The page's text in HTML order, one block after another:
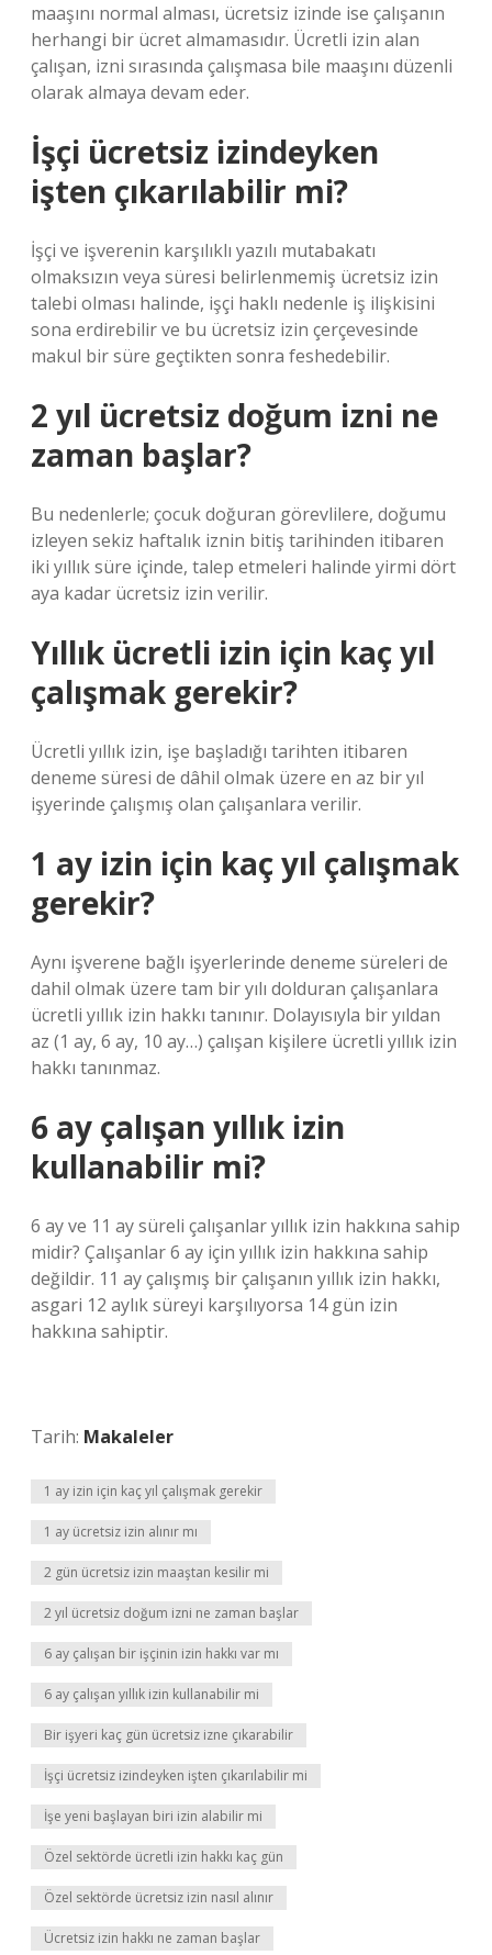
maaşını normal alması, ücretsiz izinde ise çalışanın
herhangi bir ücret almamasıdır. Ücretli izin alan
çalışan, izni sırasında çalışmasa bile maaşını düzenli
olarak almaya devam eder.
İşçi ücretsiz izindeyken
işten çıkarılabilir mi?
İşçi ve işverenin karşılıklı yazılı mutabakatı
olmaksızın veya süresi belirlenmemiş ücretsiz izin
talebi olması halinde, işçi haklı nedenle iş ilişkisini
sona erdirebilir ve bu ücretsiz izin çerçevesinde
makul bir süre geçtikten sonra feshedebilir.
2 yıl ücretsiz doğum izni ne
zaman başlar?
Bu nedenlerle; çocuk doğuran görevlilere, doğumu
izleyen sekiz haftalık iznin bitiş tarihinden itibaren
iki yıllık süre içinde, talep etmeleri halinde yirmi dört
aya kadar ücretsiz izin verilir.
Yıllık ücretli izin için kaç yıl
çalışmak gerekir?
Ücretli yıllık izin, işe başladığı tarihten itibaren
deneme süresi de dâhil olmak üzere en az bir yıl
işyerinde çalışmış olan çalışanlara verilir.
1 ay izin için kaç yıl çalışmak
gerekir?
Aynı işverene bağlı işyerlerinde deneme süreleri de
dahil olmak üzere tam bir yılı dolduran çalışanlara
ücretli yıllık izin hakkı tanınır. Dolayısıyla bir yıldan
az (1 ay, 6 ay, 10 ay…) çalışan kişilere ücretli yıllık izin
hakkı tanınmaz.
6 ay çalışan yıllık izin
kullanabilir mi?
6 ay ve 11 ay süreli çalışanlar yıllık izin hakkına sahip
midir? Çalışanlar 6 ay için yıllık izin hakkına sahip
değildir. 11 ay çalışmış bir çalışanın yıllık izin hakkı,
asgari 12 aylık süreyi karşılıyorsa 14 gün izin
hakkına sahiptir.
Tarih: Makaleler
1 ay izin için kaç yıl çalışmak gerekir
1 ay ücretsiz izin alınır mı
2 gün ücretsiz izin maaştan kesilir mi
2 yıl ücretsiz doğum izni ne zaman başlar
6 ay çalışan bir işçinin izin hakkı var mı
6 ay çalışan yıllık izin kullanabilir mi
Bir işyeri kaç gün ücretsiz izne çıkarabilir
İşçi ücretsiz izindeyken işten çıkarılabilir mi
İşe yeni başlayan biri izin alabilir mi
Özel sektörde ücretli izin hakkı kaç gün
Özel sektörde ücretsiz izin nasıl alınır
Ücretsiz izin hakkı ne zaman başlar